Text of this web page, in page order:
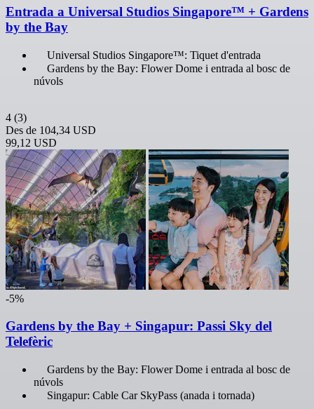
Entrada a Universal Studios Singapore™ + Gardens
by the Bay
Universal Studios Singapore™: Tiquet d'entrada
Gardens by the Bay: Flower Dome i entrada al bosc de
núvols
4 (3)
Des de 104,34 USD
99,12 USD
-5%
Gardens by the Bay + Singapur: Passi Sky del
Telefèric
Gardens by the Bay: Flower Dome i entrada al bosc de
núvols
Singapur: Cable Car SkyPass (anada i tornada)